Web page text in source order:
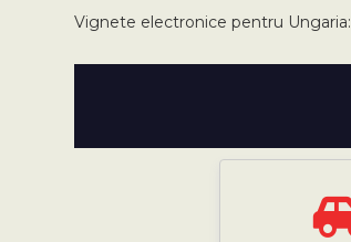
Vignete electronice pentru Ungaria: